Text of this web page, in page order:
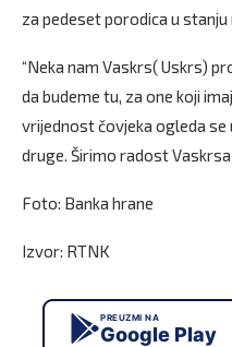
za pedeset porodica u stanju
“Neka nam Vaskrs( Uskrs)
da budeme tu, za one koji
vrijednost čovjeka ogleda
druge. Širimo radost
Foto: Banka hrane
Izvor: RTNK
PREUZMI NA
Google Play